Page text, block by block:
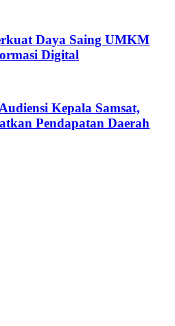
Daya Saing UMKM
Digital
Kepala Samsat,
Pendapatan Daerah